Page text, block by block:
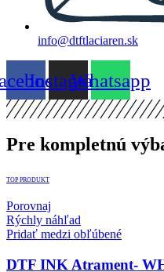
info@dtftlaciaren.sk
InstagramWhatsapp
Pre kompletnú
TOP PRODUKT
Porovnaj
Rýchly náhľad
Pridať medzi obľúbené
DTF INK Atrament-